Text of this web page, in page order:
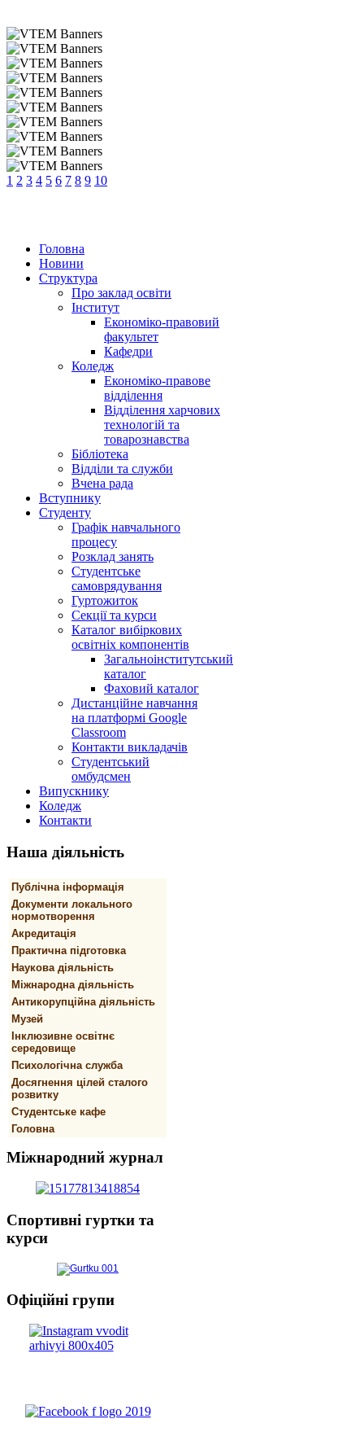
1 2 3 4 5 6 7 8 9 10
Головна
Новини
Структура
Про заклад освіти
Інститут
Економіко-правовий
факультет
Кафедри
Коледж
Економіко-правове
відділення
Відділення харчових
технологій та
товарознавства
Бібліотека
Відділи та служби
Вчена рада
Вступнику
Студенту
Графік навчального
процесу
Розклад занять
Студентське
самоврядування
Гуртожиток
Секції та курси
Каталог вибіркових
освітніх компонентів
Загальноінститутський
каталог
Фаховий каталог
Дистанційне навчання
на платформі Google
Classroom
Контакти викладачів
Студентський
омбудсмен
Випускнику
Коледж
Контакти
Наша діяльність
Публічна інформація
Документи локального
нормотворення
Акредитація
Практична підготовка
Наукова діяльність
Міжнародна діяльність
Антикорупційна діяльність
Музей
Інклюзивне освітнє
середовище
Психологічна служба
Досягнення цілей сталого
розвитку
Студентське кафе
Головна
Міжнародний журнал
Спортивнi гуртки та
курси
Офіційні групи